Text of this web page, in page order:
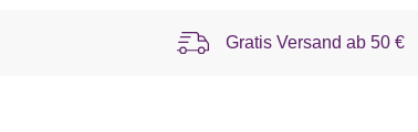
Gratis Versand ab50 €